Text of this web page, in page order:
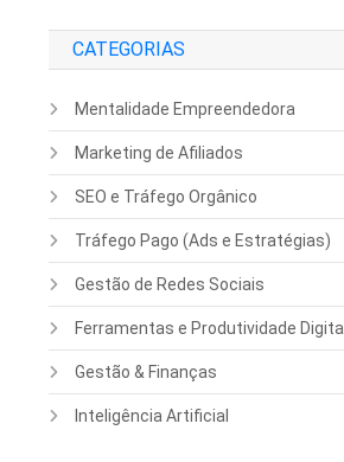
CATEGORIAS
Mentalidade Empreendedora
Marketing de Afiliados
SEO e Tráfego Orgânico
Tráfego Pago (Ads e Estratégias)
Gestão de Redes Sociais
Ferramentas e Produtividade Digital
Gestão & Finanças
Inteligência Artificial